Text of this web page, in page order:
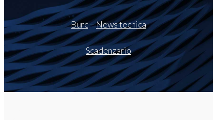
Burc–News tecnica
Scadenzario